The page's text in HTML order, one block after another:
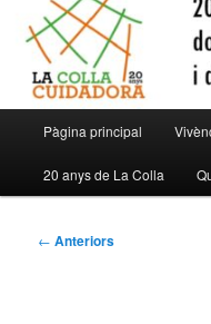
principal
Pàgina principal
20 anys de La Colla
Navegació
← Anteriors